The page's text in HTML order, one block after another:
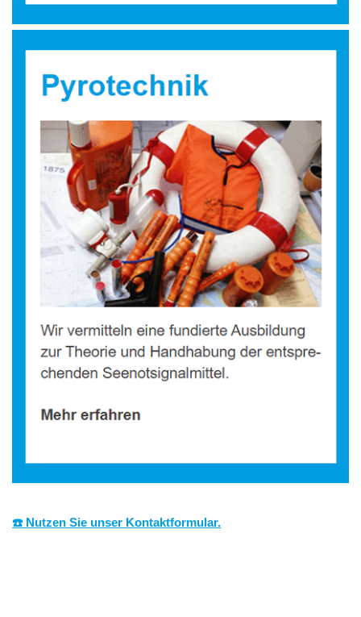
☎️ Nutzen Sie unser Kontaktformular.